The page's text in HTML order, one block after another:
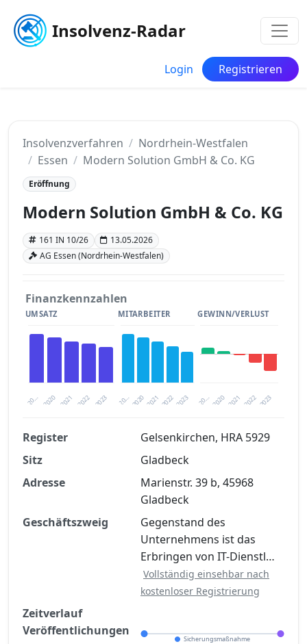
Insolvenz-Radar
Login Registrieren
Insolvenzverfahren
Nordrhein-Westfalen
Essen
Modern Solution GmbH & Co. KG
Eröffnung
Modern Solution GmbH & Co. KG
161 IN 10/26
13.05.2026
AG Essen (Nordrhein-Westfalen)
Finanzkennzahlen
UMSATZ
20… 2021 2023
2020 2022
MITARBEITER
20… 2021 2023
2020 2022
GEWINN/VERLUST
20… 2021 2023
2020 2022
Finanzkennzahlen nach kostenloser
Registrierung verfügbar
Jetzt kostenlos registrieren
Register
Gelsenkirchen, HRA 5929
Sitz
Gladbeck
Adresse
Marienstr. 39 b, 45968
Gladbeck
Geschäftszweig
Gegenstand des
Unternehmens ist das
Erbringen von IT-Dienstl…
Vollständig einsehbar nach
kostenloser Registrierung
Zeitverlauf
Veröffentlichungen
Sicherungsmaßnahme